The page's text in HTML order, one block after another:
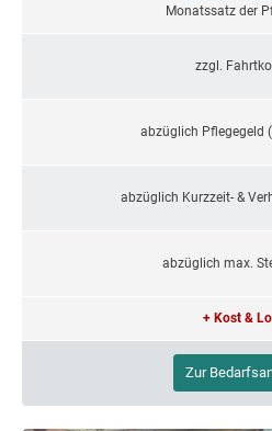
Monatssatz der
zzgl.
abzüglich Pflegegeld
abzüglich Kurzzeit- &
abzüglich max.
+ Kost &
Zur